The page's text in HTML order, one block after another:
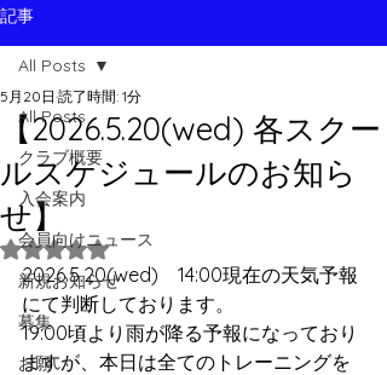
記事
All Posts
クラブ概要
入会案内
会員向けニュース
新規お知らせ
募集
お願い
All Posts
【2026.5.20(wed) 各スクー
ルスケジュールのお知ら
せ】
5月20日 読了時間: 1分
5つ星のうちNaNと評価されています。
2026.5.20(wed)　14:00現在の天気予報
にて判断しております。
19:00頃より雨が降る予報になっており
ますが、本日は全てのトレーニングを